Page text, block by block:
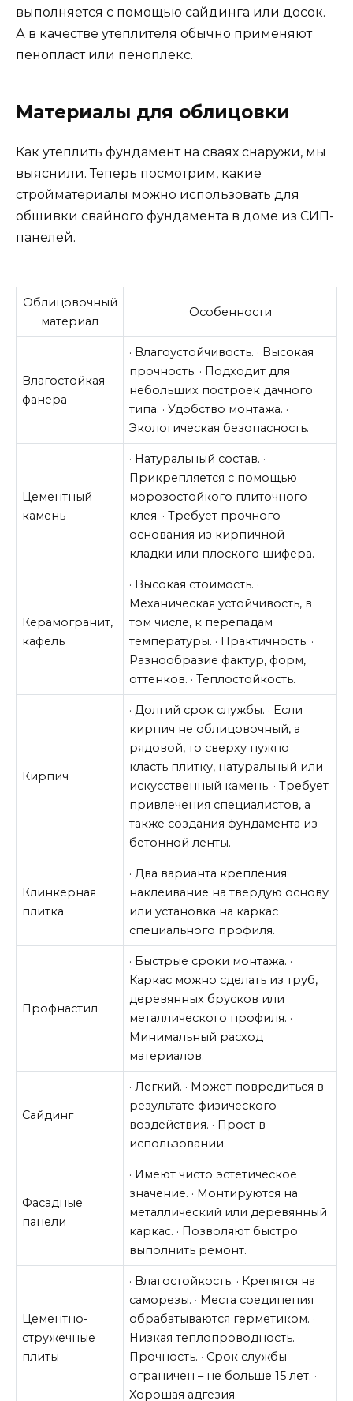
выполняется с помощью сайдинга или досок.
А в качестве утеплителя обычно применяют
пенопласт или пеноплекс.
Материалы для облицовки
Как утеплить фундамент на сваях снаружи, мы
выяснили. Теперь посмотрим, какие
стройматериалы можно использовать для
обшивки свайного фундамента в доме из СИП-
панелей.
Облицовочный
материал
Особенности
Влагостойкая
фанера
· Влагоустойчивость. · Высокая
прочность. · Подходит для
небольших построек дачного
типа. · Удобство монтажа. ·
Экологическая безопасность.
Цементный
камень
· Натуральный состав. ·
Прикрепляется с помощью
морозостойкого плиточного
клея. · Требует прочного
основания из кирпичной
кладки или плоского шифера.
Керамогранит,
кафель
· Высокая стоимость. ·
Механическая устойчивость, в
том числе, к перепадам
температуры. · Практичность. ·
Разнообразие фактур, форм,
оттенков. · Теплостойкость.
Кирпич
· Долгий срок службы. · Если
кирпич не облицовочный, а
рядовой, то сверху нужно
класть плитку, натуральный или
искусственный камень. · Требует
привлечения специалистов, а
также создания фундамента из
бетонной ленты.
Клинкерная
плитка
· Два варианта крепления:
наклеивание на твердую основу
или установка на каркас
специального профиля.
Профнастил
· Быстрые сроки монтажа. ·
Каркас можно сделать из труб,
деревянных брусков или
металлического профиля. ·
Минимальный расход
материалов.
Сайдинг
· Легкий. · Может повредиться в
результате физического
воздействия. · Прост в
использовании.
Фасадные
панели
· Имеют чисто эстетическое
значение. · Монтируются на
металлический или деревянный
каркас. · Позволяют быстро
выполнить ремонт.
Цементно-
стружечные
плиты
· Влагостойкость. · Крепятся на
саморезы. · Места соединения
обрабатываются герметиком. ·
Низкая теплопроводность. ·
Прочность. · Срок службы
ограничен – не больше 15 лет. ·
Хорошая адгезия.